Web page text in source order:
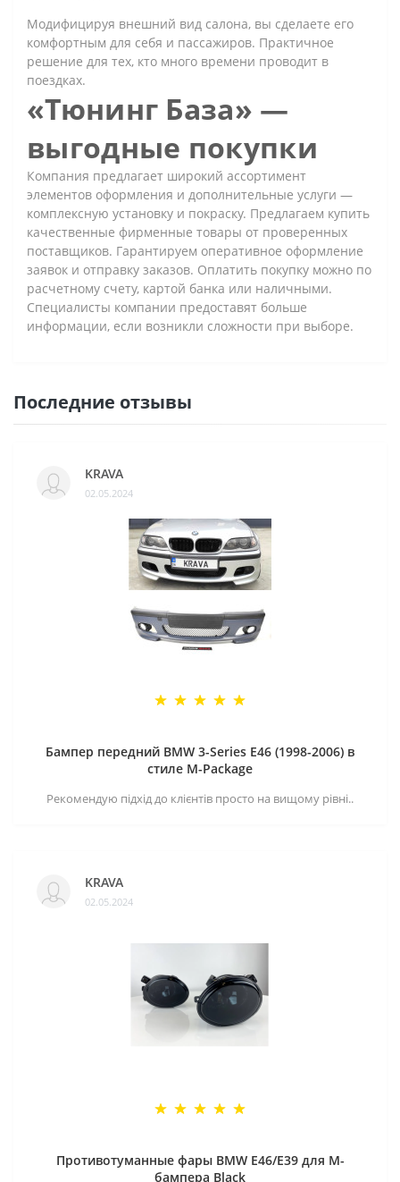
Модифицируя внешний вид салона, вы сделаете его
комфортным для себя и пассажиров. Практичное
решение для тех, кто много времени проводит в
поездках.
«Тюнинг База» —
выгодные покупки
Компания предлагает широкий ассортимент
элементов оформления и дополнительные услуги —
комплексную установку и покраску. Предлагаем купить
качественные фирменные товары от проверенных
поставщиков. Гарантируем оперативное оформление
заявок и отправку заказов. Оплатить покупку можно по
расчетному счету, картой банка или наличными.
Специалисты компании предоставят больше
информации, если возникли сложности при выборе.
Последние отзывы
KRAVA
02.05.2024
Бампер передний BMW 3-Series E46 (1998-2006) в
стиле M-Package
Рекомендую підхід до клієнтів просто на вищому рівні..
KRAVA
02.05.2024
Противотуманные фары BMW E46/E39 для M-
бампера Black